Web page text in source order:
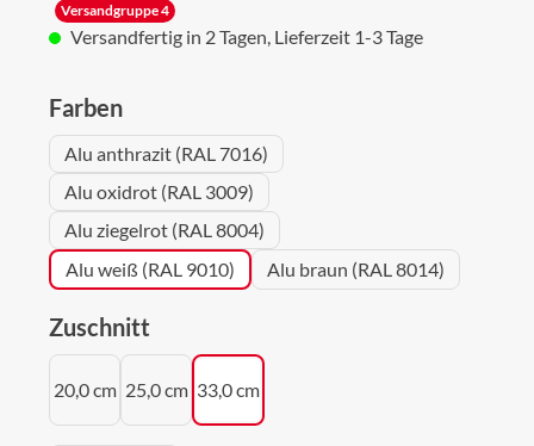
Versandgruppe 4
Versandfertig in 2 Tagen, Lieferzeit 1-3 Tage
Farbenauswählen
Alu anthrazit (RAL 7016)
Alu oxidrot (RAL 3009)
Alu ziegelrot (RAL 8004)
Alu weiß (RAL 9010)
Alu braun (RAL 8014)
Zuschnitt
20,0 cm 25,0 cm 33,0 cm